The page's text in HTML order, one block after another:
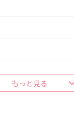
もっと見る